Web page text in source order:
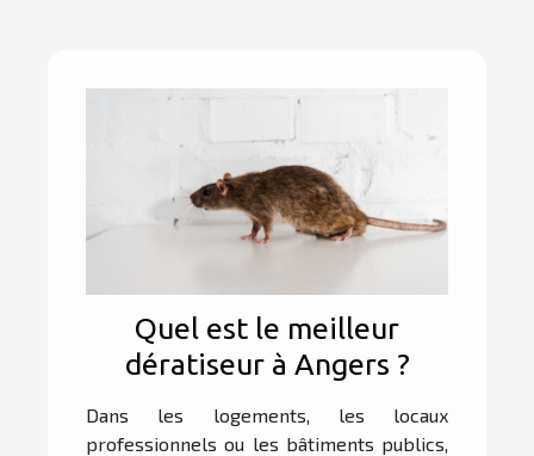
Quel est le meilleur
dératiseur à Angers ?
Dans les logements, les locaux
professionnels ou les bâtiments publics,